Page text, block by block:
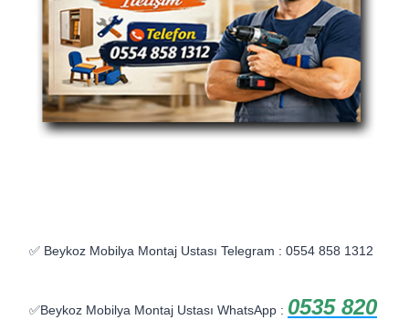
✅ Beykoz Mobilya Montaj Ustası Telegram : 0554 858 1312
✅Beykoz Mobilya Montaj Ustası WhatsApp : 0535 820